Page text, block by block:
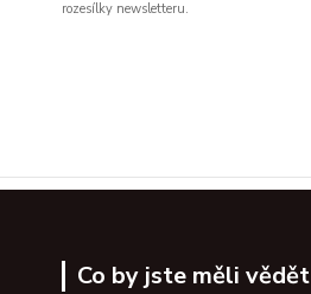
rozesílky newsletteru.
Co by jste měli vědět